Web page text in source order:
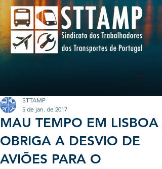
MAU TEMPO EM LISBOA
OBRIGA A DESVIO DE
AVIÕES PARA O
STTAMP
5 de jan. de 2017